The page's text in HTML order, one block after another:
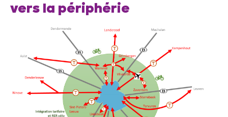
vers la périphérie